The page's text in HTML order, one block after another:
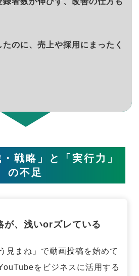
のに、売上や採用にまったく
戦略」と「実行力」
の不足
が、浅いorズレている
見まね」で動画投稿を始めて
をビジネスに活用する